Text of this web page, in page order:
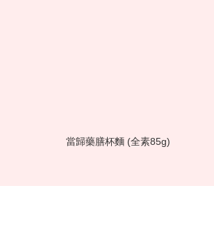
當歸藥膳杯麵 (全素85g)